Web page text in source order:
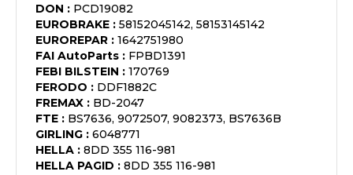
DON : PCD19082
EUROBRAKE : 58152045142, 58153145142
EUROREPAR : 1642751980
FAI AutoParts : FPBD1391
FEBI BILSTEIN : 170769
FERODO : DDF1882C
FREMAX : BD-2047
FTE : BS7636, 9072507, 9082373, BS7636B
GIRLING : 6048771
HELLA : 8DD 355 116-981
HELLA PAGID : 8DD 355 116-981